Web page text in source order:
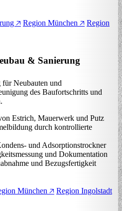
🡥 Region München 🡥 Region
& Sanierung
für Neubauten und
des Baufortschritts und
Estrich, Mauerwerk und Putz
durch kontrollierte
und Adsorptionstrockner
und Dokumentation
und Bezugsfertigkeit
München 🡥 Region Ingolstadt